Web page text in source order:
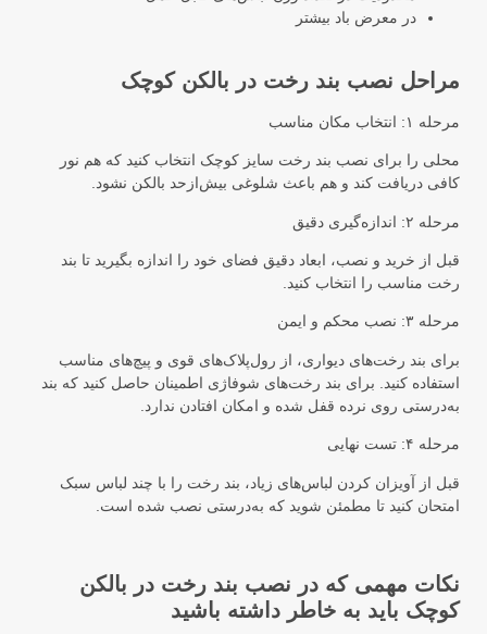
در معرض باد بیشتر
مراحل نصب بند رخت در بالکن کوچک
مرحله ۱: انتخاب مکان مناسب
محلی را برای نصب بند رخت سایز کوچک انتخاب کنید که هم نور
کافی دریافت کند و هم باعث شلوغی بیش‌ازحد بالکن نشود.
مرحله ۲: اندازه‌گیری دقیق
قبل از خرید و نصب، ابعاد دقیق فضای خود را اندازه بگیرید تا بند
رخت مناسب را انتخاب کنید.
مرحله ۳: نصب محکم و ایمن
برای بند رخت‌های دیواری، از رول‌پلاک‌های قوی و پیچ‌های مناسب
استفاده کنید. برای بند رخت‌های شوفاژی اطمینان حاصل کنید که بند
به‌درستی روی نرده قفل شده و امکان افتادن ندارد.
مرحله ۴: تست نهایی
قبل از آویزان کردن لباس‌های زیاد، بند رخت را با چند لباس سبک
امتحان کنید تا مطمئن شوید که به‌درستی نصب شده است.
نکات مهمی که در نصب بند رخت در بالکن
کوچک باید به خاطر داشته باشید